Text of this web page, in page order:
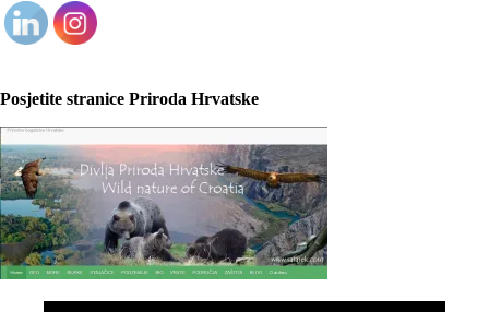
Posjetite stranice Priroda Hrvatske